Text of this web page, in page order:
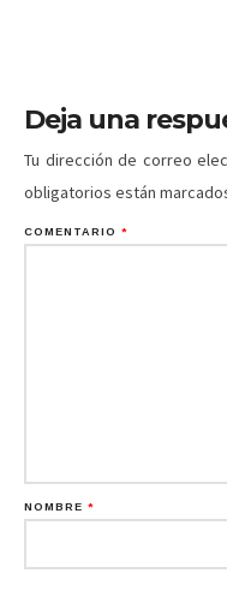
Deja una
Tu dirección de correo
obligatorios están
COMENTARIO *
NOMBRE *